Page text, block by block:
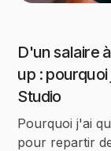
D'un salaire
up :
Studio
Pourquoi j'ai
pour repartir